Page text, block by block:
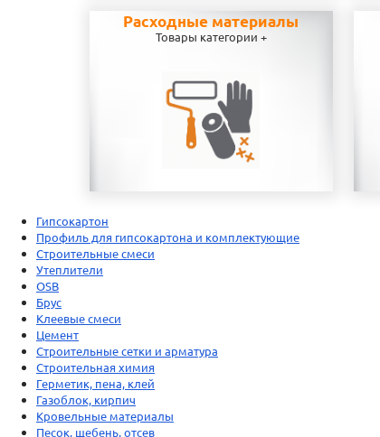
Расходные материалы
Товары категории +
Гипсокартон
Профиль для гипсокартона и комплектующие
Строительные смеси
Утеплители
OSB
Брус
Клеевые смеси
Цемент
Строительные сетки и арматура
Строительная химия
Герметик, пена, клей
Газоблок, кирпич
Кровельные материалы
Песок, щебень, отсев